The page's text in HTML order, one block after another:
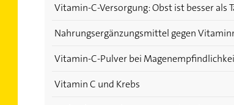
Vitamin-C-Versorgung: Obst ist besser als
Nahrungsergänzungsmittel gegen
Vitamin-C-Pulver bei
Vitamin C und Krebs